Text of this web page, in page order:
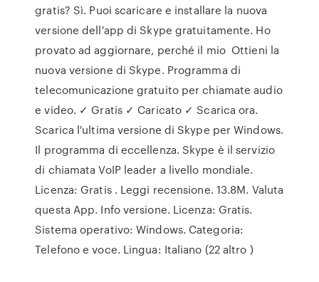
gratis? Sì. Puoi scaricare e installare la nuova
versione dell'app di Skype gratuitamente. Ho
provato ad aggiornare, perché il mio Ottieni la
nuova versione di Skype. Programma di
telecomunicazione gratuito per chiamate audio
e video. ✓ Gratis ✓ Caricato ✓ Scarica ora.
Scarica l'ultima versione di Skype per Windows.
Il programma di eccellenza. Skype è il servizio
di chiamata VoIP leader a livello mondiale.
Licenza: Gratis . Leggi recensione. 13.8M. Valuta
questa App. Info versione. Licenza: Gratis.
Sistema operativo: Windows. Categoria:
Telefono e voce. Lingua: Italiano (22 altro )